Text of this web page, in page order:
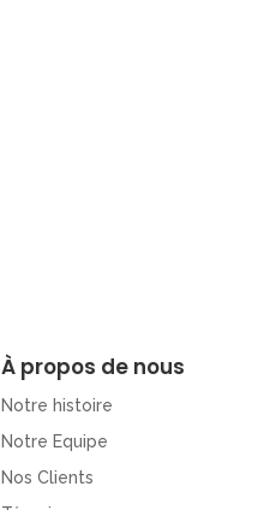
À propos de nous
Notre histoire
Notre Equipe
Nos Clients